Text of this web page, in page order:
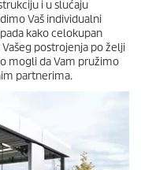
i u slućaju
Vaš individualni
kako celokupan
postrojenja po želji
mogli da Vam pružimo
partnerima.